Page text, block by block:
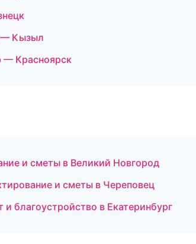
— Кызыл
— Красноярск
и сметы в Великий Новгород
и сметы в Череповец
благоустройство в Екатеринбург